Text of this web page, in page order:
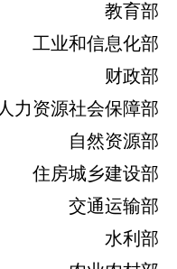
教育部
工业和信息化部
财政部
人力资源社会保障部
自然资源部
住房城乡建设部
交通运输部
水利部